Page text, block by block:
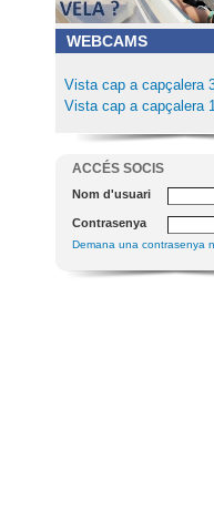
WEBCAMS
Vista cap a capçalera
Vista cap a capçalera
ACCÉS SOCIS
Nom d'usuari
Contrasenya
Demana una contrasenya